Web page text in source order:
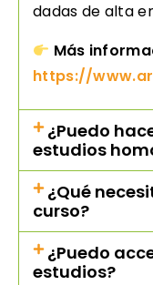
dadas de alta
Más
https://
¿Puedo
estudios
¿Qué
curso?
¿Puedo
estudios?